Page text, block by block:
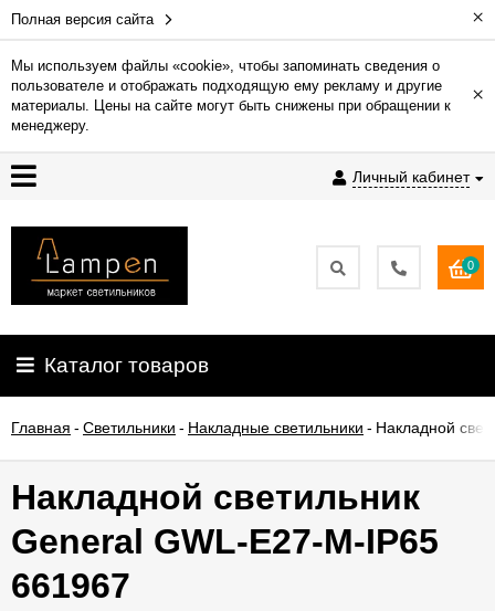
Полная версия сайта ×
Мы используем файлы «cookie», чтобы запоминать сведения о
пользователе и отображать подходящую ему рекламу и другие
материалы. Цены на сайте могут быть снижены при обращении к
менеджеру.
×
Личный кабинет
Гарантия
Доставка
и
Контакты
освещения
О
0
Каталог товаров
Главная - Светильники - Накладные светильники - Накладной
Накладной светильник
General GWL-E27-M-IP65
661967